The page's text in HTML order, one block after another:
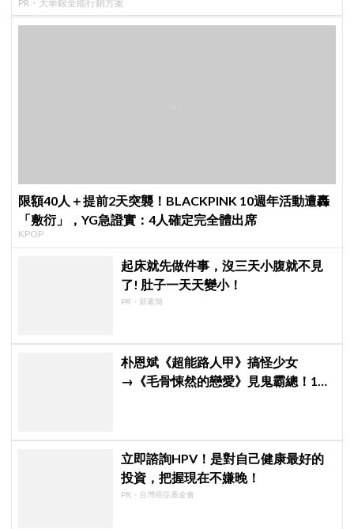
PR・大華銀全能行銷方案
限額40人＋提前2天突襲！BLACKPINK 10週年活動遭轟
「敷衍」，YG急證實：4人確定完全體出席
KPOP
起床就先做件事，沒三天小腹就不見
了! 肚子一天天變小！
PR・新素簡
朴恩斌《超能路人甲》搞怪少女
→《毛骨悚然的戀愛》見鬼霸總！180
立即諮詢HPV！是對自己健康最好的
投資，把握現在不嫌晚！
PR・台灣癌症基金會